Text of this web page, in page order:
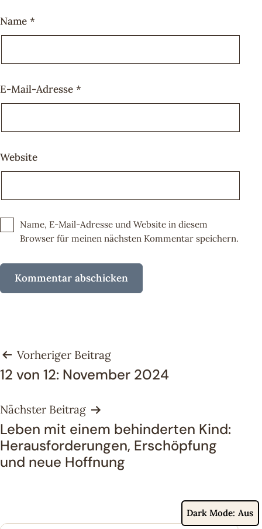
Name *
E-Mail-Adresse *
Website
Name, E-Mail-Adresse und Website in diesem
Browser für meinen nächsten Kommentar speichern.
Beitragsnavigation
Vorheriger Beitrag
12 von 12: November 2024
Nächster Beitrag
Leben mit einem behinderten Kind:
Herausforderungen, Erschöpfung
und neue Hoffnung
Dark Mode: